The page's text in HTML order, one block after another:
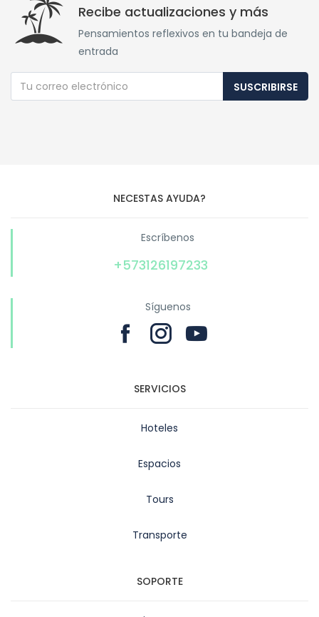
Recibe actualizaciones y más
Pensamientos reflexivos en tu bandeja de
entrada
SUSCRIBIRSE
NECESTAS AYUDA?
Escríbenos
+573126197233
Síguenos
SERVICIOS
Hoteles
Espacios
Tours
Transporte
SOPORTE